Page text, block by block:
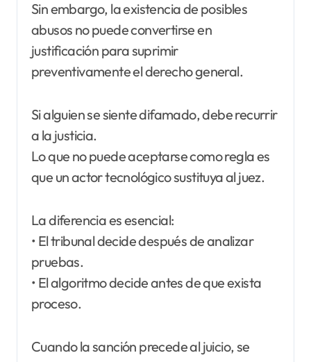
Sin embargo, la existencia de posibles
abusos no puede convertirse en
justificación para suprimir
preventivamente el derecho general.
Si alguien se siente difamado, debe recurrir
a la justicia.
Lo que no puede aceptarse como regla es
que un actor tecnológico sustituya al juez.
La diferencia es esencial:
• El tribunal decide después de analizar
pruebas.
• El algoritmo decide antes de que exista
proceso.
Cuando la sanción precede al juicio, se